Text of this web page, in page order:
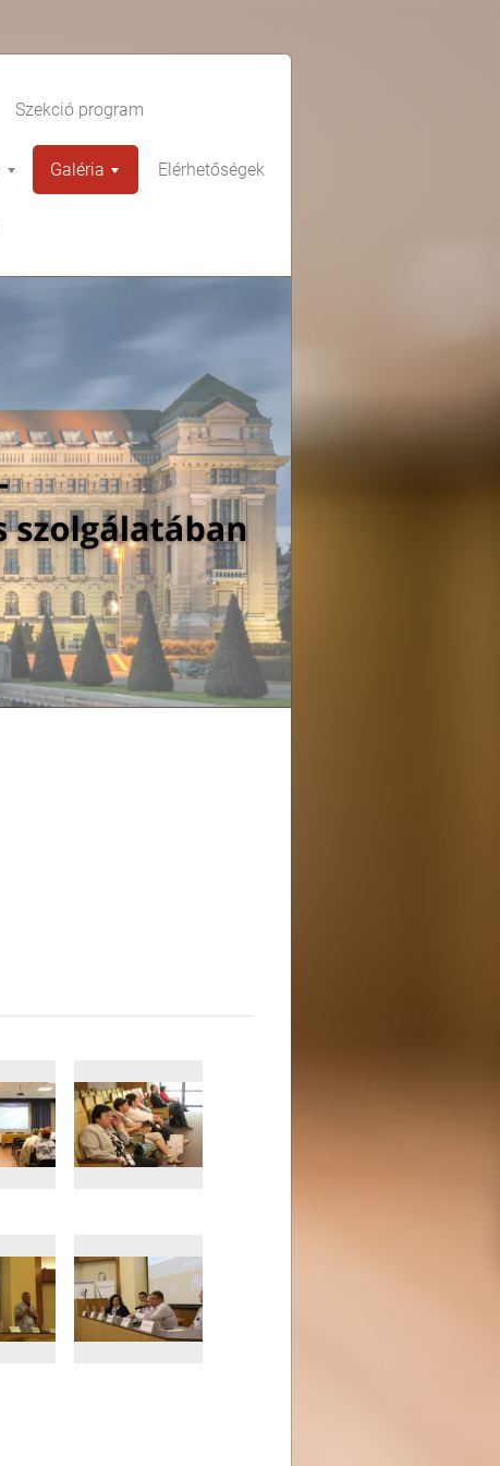
Szekció program
Galéria Elérhetőségek